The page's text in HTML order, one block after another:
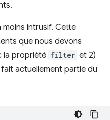
moins intrusif. Cette
que nous devons
la propriété filter et 2)
actuellement partie du